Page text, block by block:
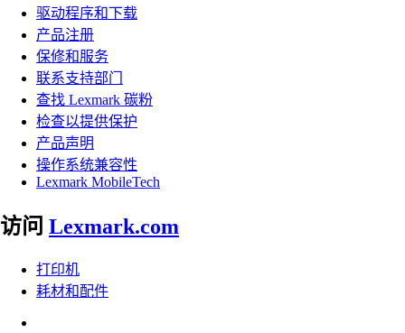
驱动程序和下载
产品注册
保修和服务
联系支持部门
查找 Lexmark 碳粉
检查以提供保护
产品声明
操作系统兼容性
Lexmark MobileTech
访问 Lexmark.com
打印机
耗材和配件